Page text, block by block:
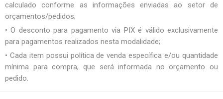
calculado conforme as informações enviadas ao setor de
orçamentos/pedidos;
• O desconto para pagamento via PIX é válido exclusivamente
para pagamentos realizados nesta modalidade;
• Cada item possui política de venda específica e/ou quantidade
mínima para compra, que será informada no orçamento ou
pedido.